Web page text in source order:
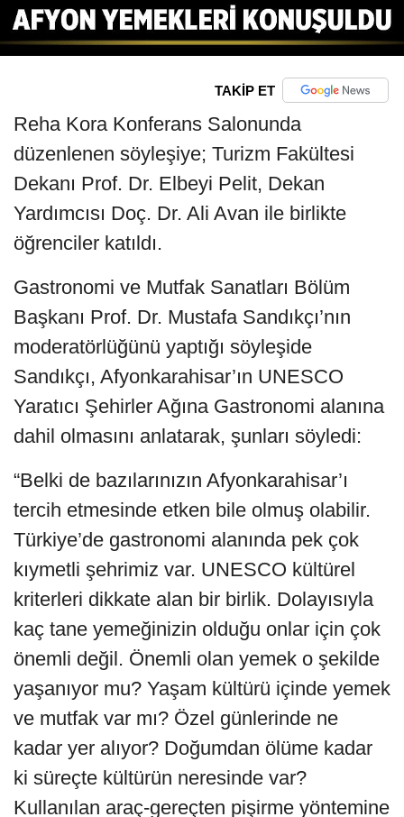
TAKİP ET
Reha Kora Konferans Salonunda
düzenlenen söyleşiye; Turizm Fakültesi
Dekanı Prof. Dr. Elbeyi Pelit, Dekan
Yardımcısı Doç. Dr. Ali Avan ile birlikte
öğrenciler katıldı.
Gastronomi ve Mutfak Sanatları Bölüm
Başkanı Prof. Dr. Mustafa Sandıkçı’nın
moderatörlüğünü yaptığı söyleşide
Sandıkçı, Afyonkarahisar’ın UNESCO
Yaratıcı Şehirler Ağına Gastronomi alanına
dahil olmasını anlatarak, şunları söyledi:
“Belki de bazılarınızın Afyonkarahisar’ı
tercih etmesinde etken bile olmuş olabilir.
Türkiye’de gastronomi alanında pek çok
kıymetli şehrimiz var. UNESCO kültürel
kriterleri dikkate alan bir birlik. Dolayısıyla
kaç tane yemeğinizin olduğu onlar için çok
önemli değil. Önemli olan yemek o şekilde
yaşanıyor mu? Yaşam kültürü içinde yemek
ve mutfak var mı? Özel günlerinde ne
kadar yer alıyor? Doğumdan ölüme kadar
ki süreçte kültürün neresinde var?
Kullanılan araç-gereçten pişirme yöntemine